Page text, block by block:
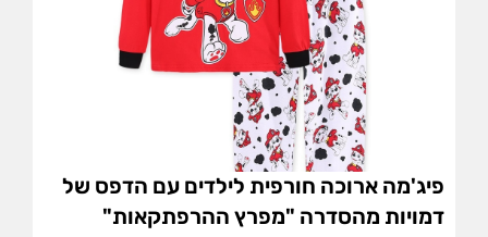
פיג'מה ארוכה חורפית לילדים עם הדפס של
דמויות מהסדרה "מפרץ ההרפתקאות"